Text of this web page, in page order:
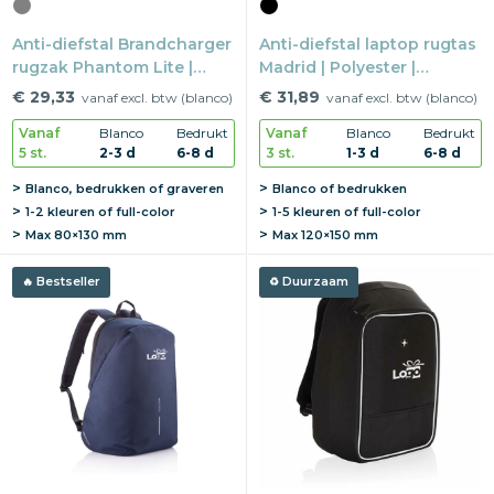
Anti-diefstal Brandcharger
rugzak Phantom Lite |
rPET | 41×31×12 cm | 16"
€ 29,33 vanaf excl. btw (blanco)
Vanaf
5 st.
Blanco
2-3 d
Bedrukt
6-8 d
Blanco, bedrukken of graveren
1-2 kleuren of full-color
Max 80×130 mm
Anti-diefstal laptop rugtas
Madrid | Polyester |
30×14,5×45,5 cm | 15,6"
€ 31,89 vanaf excl. btw (blanco)
Vanaf
3 st.
Blanco
1-3 d
Bedrukt
6-8 d
Blanco of bedrukken
1-5 kleuren of full-color
Max 120×150 mm
Bestseller Duurzaam